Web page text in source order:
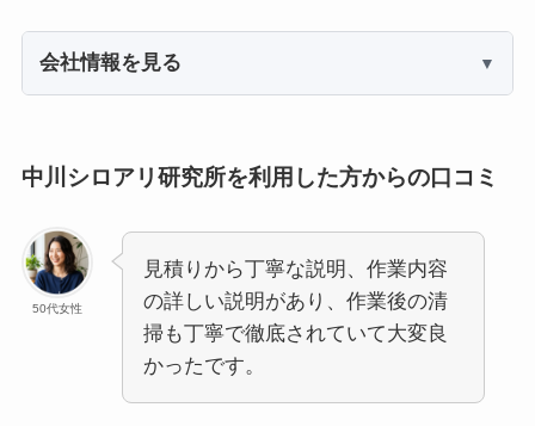
会社情報を見る
中川シロアリ研究所を利用した方からの口コミ
50代女性
見積りから丁寧な説明、作業内容
の詳しい説明があり、作業後の清
掃も丁寧で徹底されていて大変良
かったです。